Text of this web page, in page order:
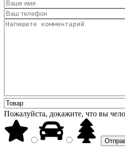
Пожалуйста, докажите, что вы